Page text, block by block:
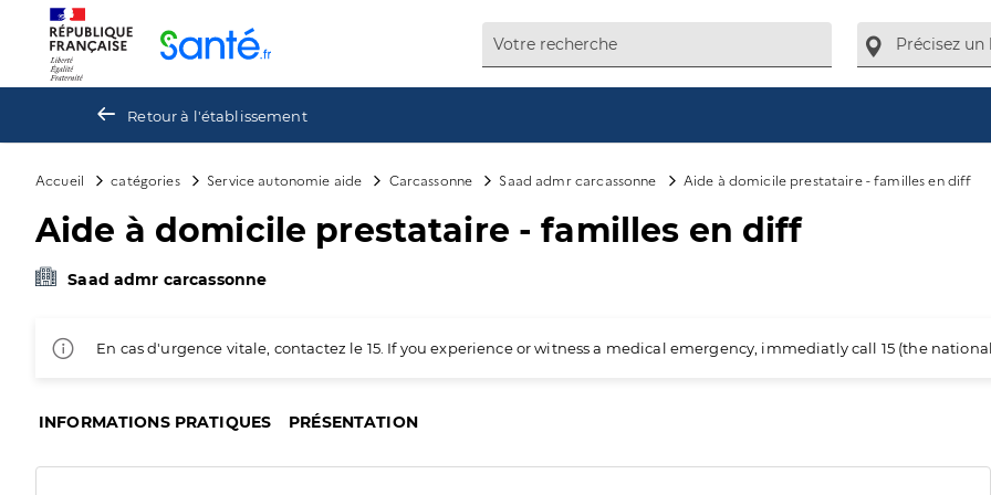
Retour à l'établissement
Accueil catégories Service autonomie aide Carcassonne Saad admr carcassonne Aide à domicile prestataire - familles en diff
Aide à domicile prestataire - familles en diff
Saad admr carcassonne
En cas d'urgence vitale, contactez le 15. If you experience or witness a medical emergency, immediatly call 15 (the
INFORMATIONS PRATIQUES PRÉSENTATION
Panneau de gestion des cookies